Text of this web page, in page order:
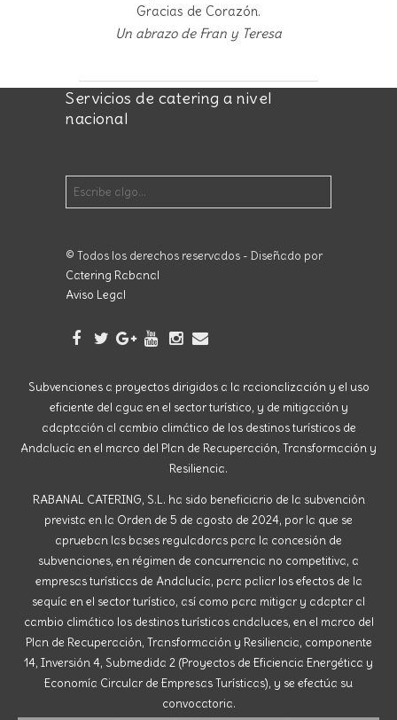
Gracias de Corazón.
Un abrazo de Fran y Teresa
Servicios de catering a nivel
nacional
© Todos los derechos reservados - Diseñado por
Catering Rabanal
Aviso Legal
Subvenciones a proyectos dirigidos a la racionalización y el uso
eficiente del agua en el sector turístico, y de mitigación y
adaptación al cambio climático de los destinos turísticos de
Andalucía en el marco del Plan de Recuperación, Transformación y
Resiliencia.
RABANAL CATERING, S.L. ha sido beneficiario de la subvención
prevista en la Orden de 5 de agosto de 2024, por la que se
aprueban las bases reguladoras para la concesión de
subvenciones, en régimen de concurrencia no competitiva, a
empresas turísticas de Andalucía, para paliar los efectos de la
sequía en el sector turístico, así como para mitigar y adaptar al
cambio climático los destinos turísticos andaluces, en el marco del
Plan de Recuperación, Transformación y Resiliencia, componente
14, Inversión 4, Submedida 2 (Proyectos de Eficiencia Energética y
Economía Circular de Empresas Turísticas), y se efectúa su
convocatoria.